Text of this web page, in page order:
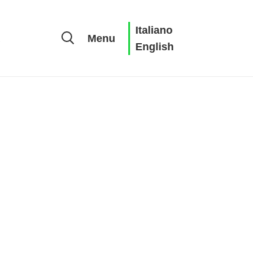
Menu
Italiano
English